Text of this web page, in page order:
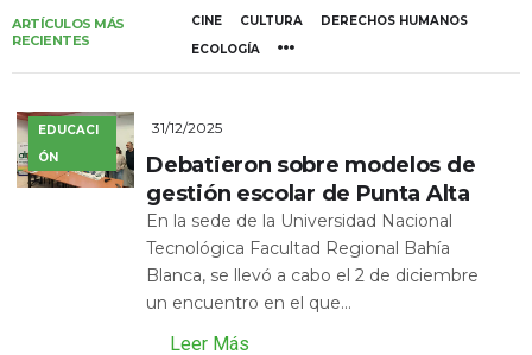
ARTÍCULOS MÁS
RECIENTES
CINE CULTURA
DERECHOS HUMANOS
ECOLOGÍA
EDUCACI
ÓN
31/12/2025
Debatieron sobre modelos de
gestión escolar de Punta Alta
En la sede de la Universidad Nacional
Tecnológica Facultad Regional Bahía
Blanca, se llevó a cabo el 2 de diciembre
un encuentro en el que...
Leer Más